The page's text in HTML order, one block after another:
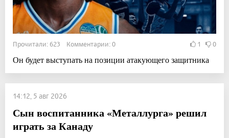
Прочитали: 623 Комментарии: 0 1 0
Он будет выступать на позиции атакующего защитника
14:12, 5 авг 2026
Сын воспитанника «Металлурга» решил
играть за Канаду